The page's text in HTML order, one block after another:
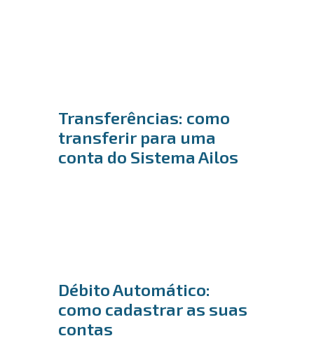
Transferências: como
transferir para uma
conta do Sistema Ailos
Débito Automático:
como cadastrar as suas
contas